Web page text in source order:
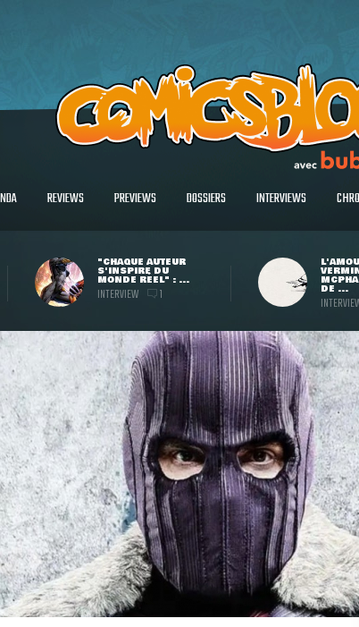
REVIEWS PREVIEWS DOSSIERS INTERVIEWS
"CHAQUE AUTEUR
S'INSPIRE DU
MONDE RÉEL" : ...
INTERVIEW 1 DE ...